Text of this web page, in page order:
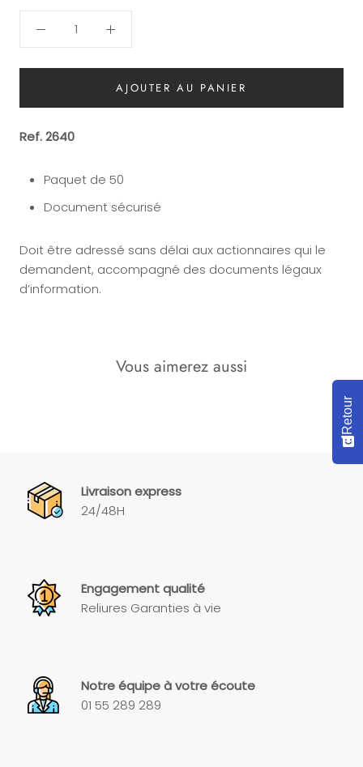
AJOUTER AU PANIER
Ref. 2640
Paquet de 50
Document sécurisé
Doit être adressé sans délai aux actionnaires qui le
demandent, accompagné des documents légaux
d’information.
Vous aimerez aussi
Livraison express
24/48H
Engagement qualité
Reliures Garanties à vie
Notre équipe à votre écoute
01 55 289 289
Retour